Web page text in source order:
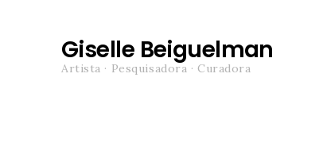
Giselle Beiguelman
Artista · Pesquisadora · Curadora